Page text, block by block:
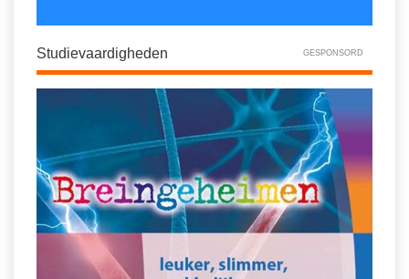
Studievaardigheden GESPONSORD